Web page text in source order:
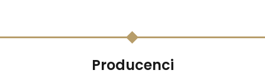
Producenci